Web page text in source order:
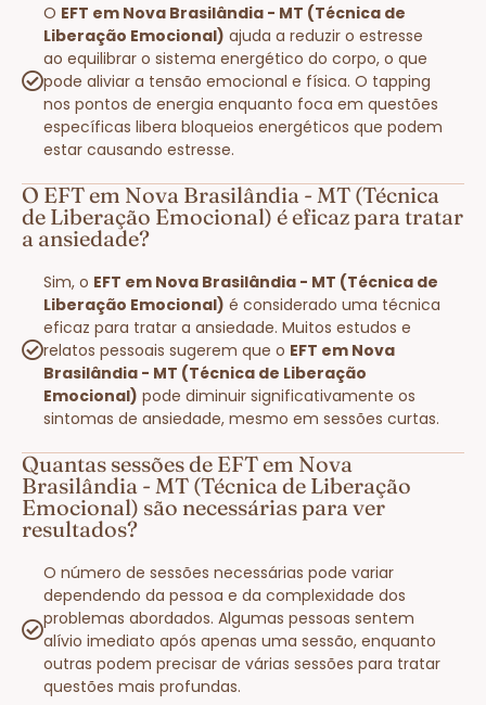
O EFT em Nova Brasilândia - MT (Técnica de
Liberação Emocional) ajuda a reduzir o estresse
ao equilibrar o sistema energético do corpo, o que
pode aliviar a tensão emocional e física. O tapping
nos pontos de energia enquanto foca em questões
específicas libera bloqueios energéticos que podem
estar causando estresse.
O EFT em Nova Brasilândia - MT (Técnica
de Liberação Emocional) é eficaz para tratar
a ansiedade?
Sim, o EFT em Nova Brasilândia - MT (Técnica de
Liberação Emocional) é considerado uma técnica
eficaz para tratar a ansiedade. Muitos estudos e
relatos pessoais sugerem que o EFT em Nova
Brasilândia - MT (Técnica de Liberação
Emocional) pode diminuir significativamente os
sintomas de ansiedade, mesmo em sessões curtas.
Quantas sessões de EFT em Nova
Brasilândia - MT (Técnica de Liberação
Emocional) são necessárias para ver
resultados?
O número de sessões necessárias pode variar
dependendo da pessoa e da complexidade dos
problemas abordados. Algumas pessoas sentem
alívio imediato após apenas uma sessão, enquanto
outras podem precisar de várias sessões para tratar
questões mais profundas.